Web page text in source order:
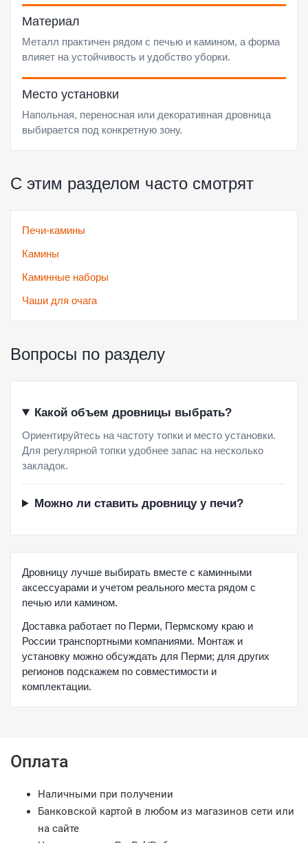
Материал
Металл практичен рядом с печью и камином, а форма
влияет на устойчивость и удобство уборки.
Место установки
Напольная, переносная или декоративная дровница
выбирается под конкретную зону.
С этим разделом часто смотрят
Печи-камины
Камины
Каминные наборы
Чаши для очага
Вопросы по разделу
Какой объем дровницы выбрать?
Ориентируйтесь на частоту топки и место установки.
Для регулярной топки удобнее запас на несколько
закладок.
Можно ли ставить дровницу у печи?
Дровницу лучше выбирать вместе с каминными
аксессуарами и учетом реального места рядом с
печью или камином.
Доставка работает по Перми, Пермскому краю и
России транспортными компаниями. Монтаж и
установку можно обсуждать для Перми; для других
регионов подскажем по совместимости и
комплектации.
Оплата
Наличными при получении
Банковской картой в любом из магазинов сети или
на сайте